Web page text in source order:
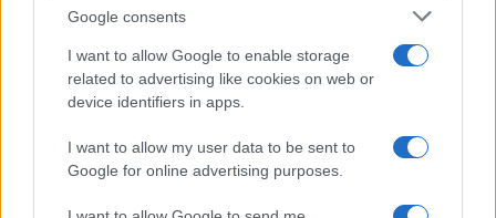
Google consents
I want to allow Google to enable storage
related to advertising like cookies on web or
device identifiers in apps.
I want to allow my user data to be sent to
Google for online advertising purposes.
Mafia Capitale, sentenza attesa
per oggi pomeriggio
22 Ottobre 2019 - 11:34Villani
Mafia Capitale, sentenza attesa per oggi
pomeriggio: le ultime. Mafia Capitale, sentenza